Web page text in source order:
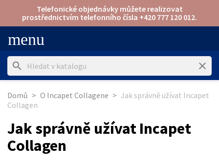
Telefonické objednávky můžete realizovat
prostřednictvím telefonního čísla +420 777 120 012.
menu
search clear
Domů O Incapet Collagene
Jak správně užívat Incapet
Collagen
Jak správně užívat Incapet
Collagen